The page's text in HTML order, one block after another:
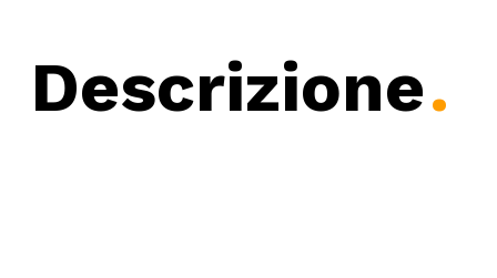
Descrizione.